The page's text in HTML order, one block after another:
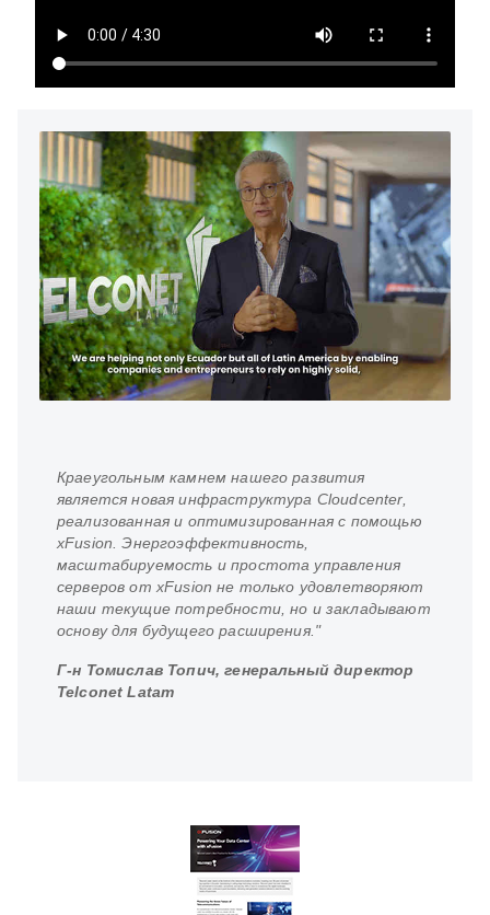
Краеугольным камнем нашего развития
является новая инфраструктура Cloudcenter,
реализованная и оптимизированная с помощью
xFusion. Энергоэффективность,
масштабируемость и простота управления
серверов от xFusion не только удовлетворяют
наши текущие потребности, но и закладывают
основу для будущего расширения."
Г-н Томислав Топич, генеральный директор
Telconet Latam